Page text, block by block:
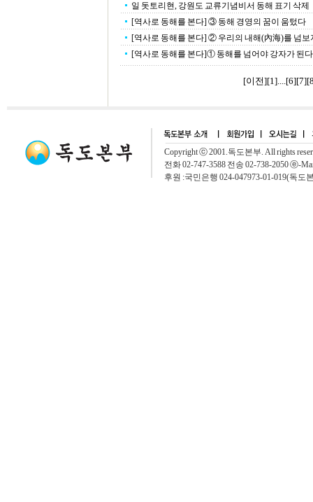
일 돗토리현, 강원도 교류기념비서 동해 표기 삭제
[역사로 동해를 본다] ③ 동해 경영의 꿈이 움텄다
[역사로 동해를 본다] ② 우리의 내해(內海)를 넘보
[역사로 동해를 본다]① 동해를 넘어야 강자가 된다
[이전][1]....[6][7][
Copyright ⓒ 2001.독도본부. All rights
전화 02-747-3588 전송 02-738-2050 ⓔ-
후원 :국민은행 024-047973-01-019(독도